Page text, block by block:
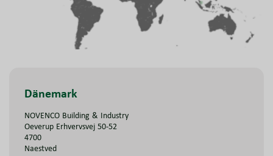
Dänemark
NOVENCO Building & Industry
Oeverup Erhvervsvej 50-52
4700
Naestved